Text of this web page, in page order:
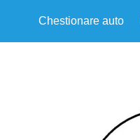
Chestionare auto